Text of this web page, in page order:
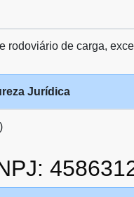
rodoviário de carga,
Jurídica